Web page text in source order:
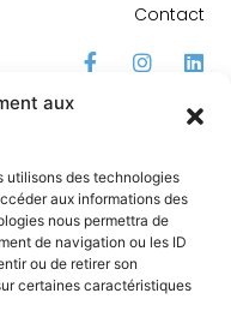
aux
utilisons des technologies
aux informations des
nous permettra de
de navigation ou les ID
ou de retirer son
certaines caractéristiques
conseille
Contact